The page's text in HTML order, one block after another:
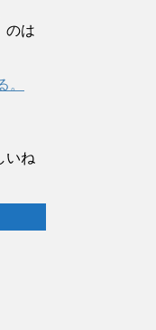
のは
。
いね